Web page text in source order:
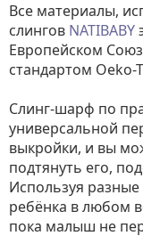
Все материалы,
слингов NATIBABY
Европейском
стандартом Oeko-
Слинг-шарф по
универсальной
выкройки, и вы
подтянуть его,
Используя
ребёнка в любом
пока малыш не